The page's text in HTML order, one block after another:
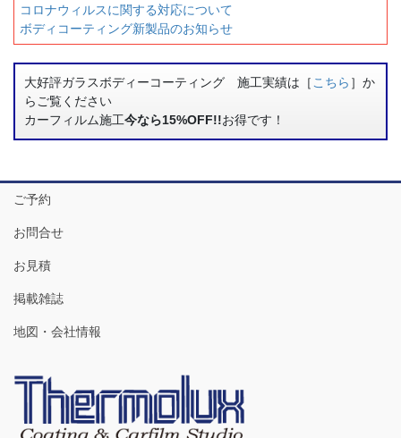
コロナウィルスに関する対応について
ボディコーティング新製品のお知らせ
大好評ガラスボディーコーティング 施工実績は［こちら ］か
らご覧ください
カーフィルム施工今なら15%OFF!!お得です！
ご予約
お問合せ
お見積
掲載雑誌
地図・会社情報